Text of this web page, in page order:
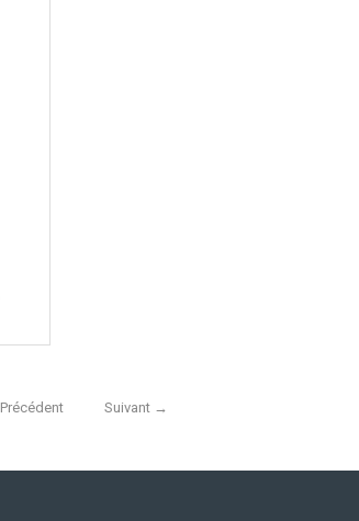
Précédent Suivant →